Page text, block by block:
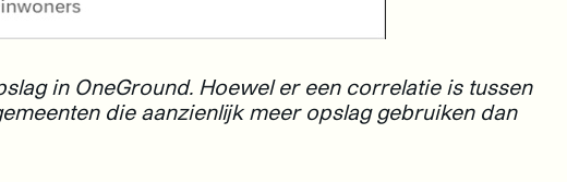
in OneGround. Hoewel er een correlatie is tussen
die aanzienlijk meer opslag gebruiken dan